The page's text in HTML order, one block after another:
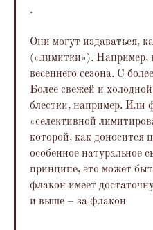
.
Они могут издаваться,
(«лимитки»). Например,
весеннего сезона. С
Более свежей и
блестки, например. Или
«селективной
которой, как доносится
особенное натуральное
принципе, это может
флакон имеет
и выше – за флакон